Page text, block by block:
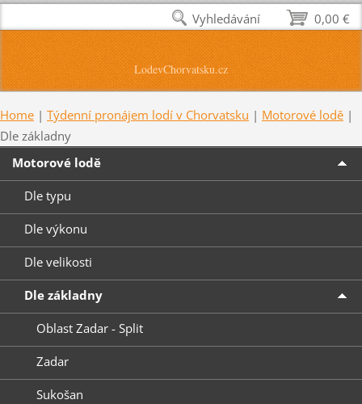
LodevChorvatsku.cz
Home | Týdenní pronájem lodí v Chorvatsku | Motorové lodě |
Dle základny
Motorové lodě
Dle typu
Dle výkonu
Dle velikosti
Dle základny
Oblast Zadar - Split
Zadar
Sukošan
0,00 €
Vyhledávání